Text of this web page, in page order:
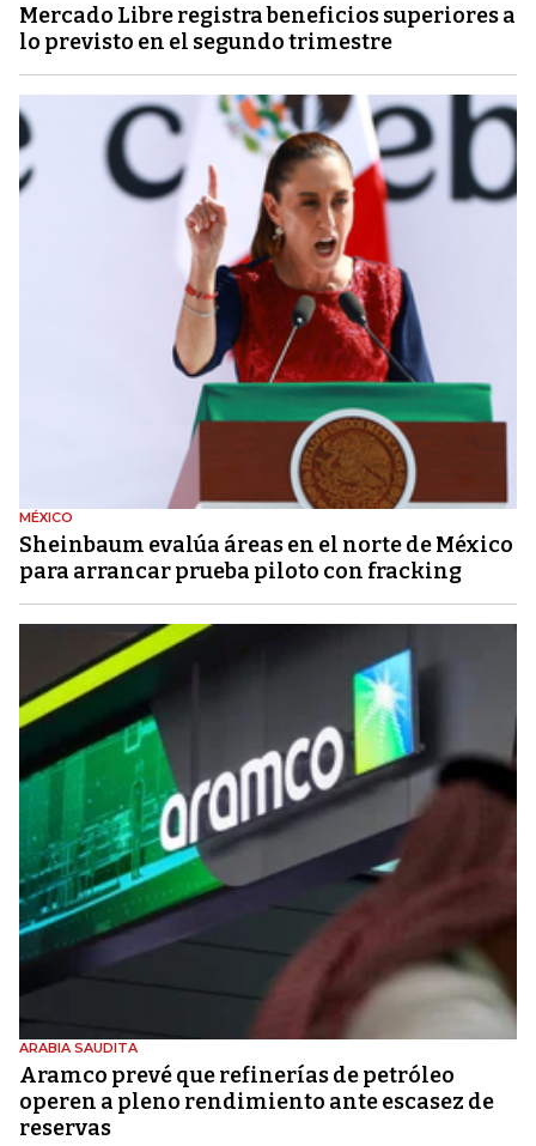
Mercado Libre registra beneficios superiores a
lo previsto en el segundo trimestre
MÉXICO
Sheinbaum evalúa áreas en el norte de México
para arrancar prueba piloto con fracking
ARABIA SAUDITA
Aramco prevé que refinerías de petróleo
operen a pleno rendimiento ante escasez de
reservas